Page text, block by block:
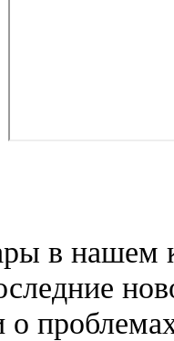
в нашем
о